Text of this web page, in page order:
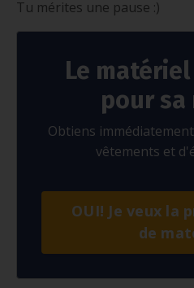
Tu mérites une pause :)
Le
pour sa
Obtiens
vêtements et
OUI! Je veux la
de